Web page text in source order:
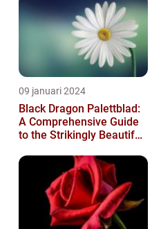
09 januari 2024
Black Dragon Palettblad:
A Comprehensive Guide
to the Strikingly Beautiful